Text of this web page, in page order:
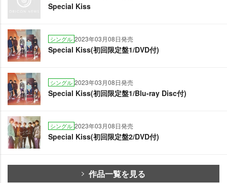
Special Kiss
シングル 2023年03月08日発売
Special Kiss(初回限定盤1/DVD付)
シングル 2023年03月08日発売
Special Kiss(初回限定盤1/Blu-ray Disc付)
シングル 2023年03月08日発売
Special Kiss(初回限定盤2/DVD付)
作品一覧を見る